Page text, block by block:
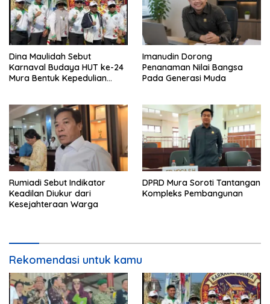
Dina Maulidah Sebut
Karnaval Budaya HUT ke-24
Mura Bentuk Kepedulian
Imanudin Dorong
Penanaman Nilai Bangsa
Pada Generasi Muda
Rumiadi Sebut Indikator
Keadilan Diukur dari
Kesejahteraan Warga
DPRD Mura Soroti Tantangan
Kompleks Pembangunan
Rekomendasi untuk kamu